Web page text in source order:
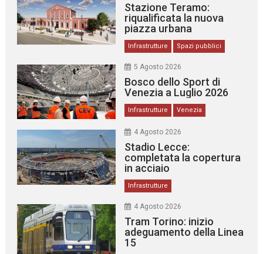
Stazione Teramo:
riqualificata la nuova
piazza urbana
Infrastrutture Spazi pubblici
5 Agosto 2026
Bosco dello Sport di
Venezia a Luglio 2026
Infrastrutture Venezia
4 Agosto 2026
Stadio Lecce:
completata la copertura
in acciaio
Infrastrutture
4 Agosto 2026
Tram Torino: inizio
adeguamento della Linea
15